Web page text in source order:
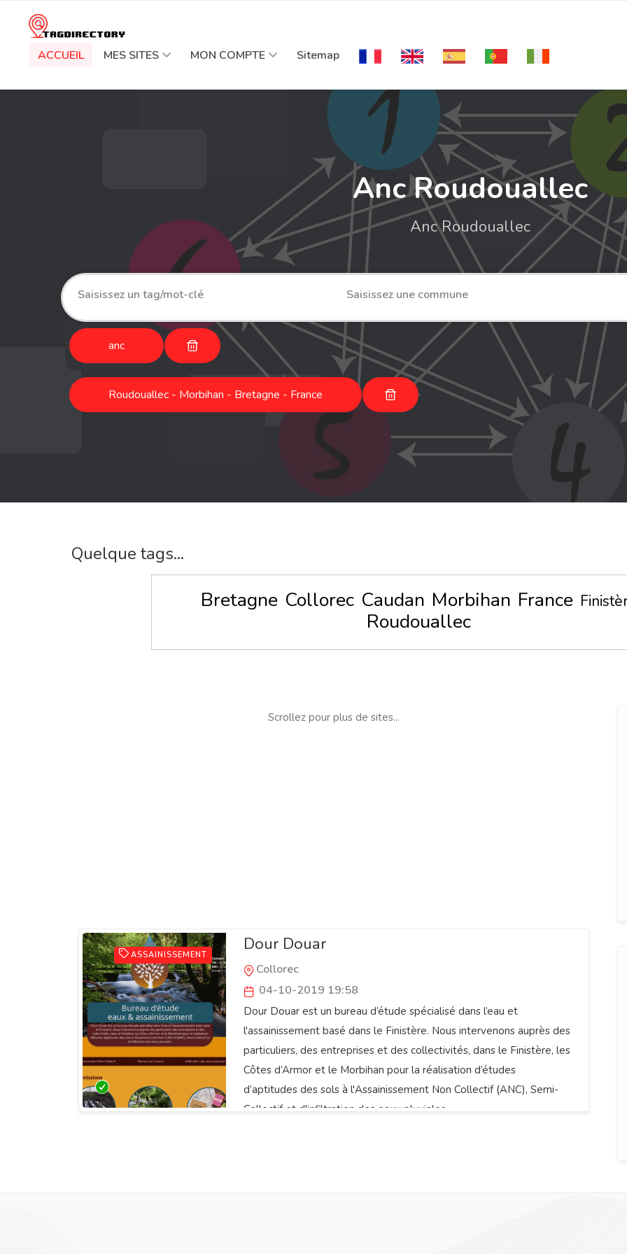
ACCUEIL MES SITES MON COMPTE Sitemap
Anc Roudouallec
Anc Roudouallec
anc
Roudouallec - Morbihan - Bretagne - France
Quelque tags...
Bretagne Collorec Caudan Morbihan France
Roudouallec
Scrollez pour plus de sites...
ASSAINISSEMENT
Dour Douar
Collorec
04-10-2019 19:58
Dour Douar est un bureau d’étude spécialisé dans l’eau et
l'assainissement basé dans le Finistère. Nous intervenons auprès des
particuliers, des entreprises et des collectivités, dans le Finistère, les
Côtes d’Armor et le Morbihan pour la réalisation d’études
d’aptitudes des sols à l'Assainissement Non Collectif (ANC), Semi-
Collectif et d'infiltration des eaux pluviales.